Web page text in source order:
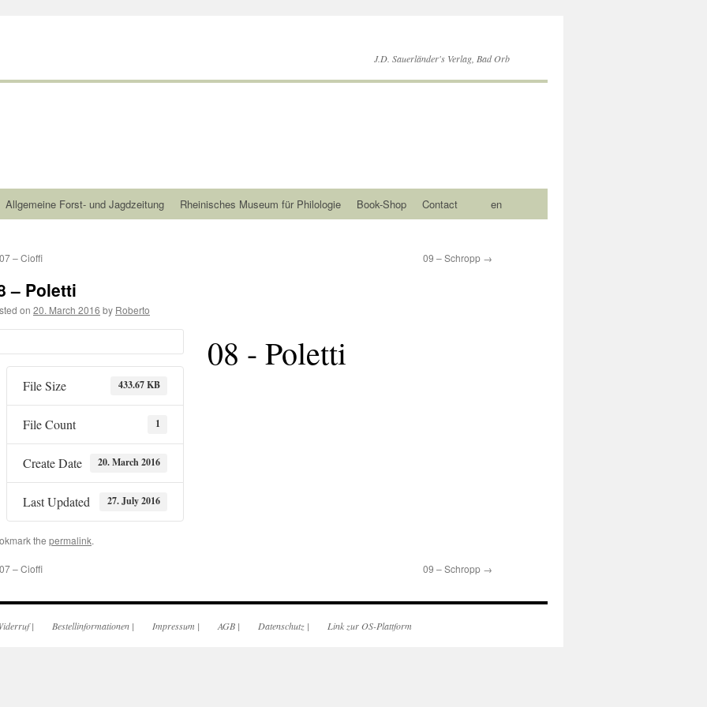
J.D. Sauerländer's Verlag, Bad Orb
Allgemeine Forst- und Jagdzeitung Rheinisches Museum für Philologie Book-Shop Contact en
07 – Cioffi 09 – Schropp →
– Poletti
on 20. March 2016 by Roberto
File Size 433.67 KB
File Count 1
Create Date 20. March 2016
Last Updated 27. July 2016
08 - Poletti
the permalink.
07 – Cioffi 09 – Schropp →
| Bestellinformationen | Impressum | AGB | Datenschutz | Link zur OS-Plattform